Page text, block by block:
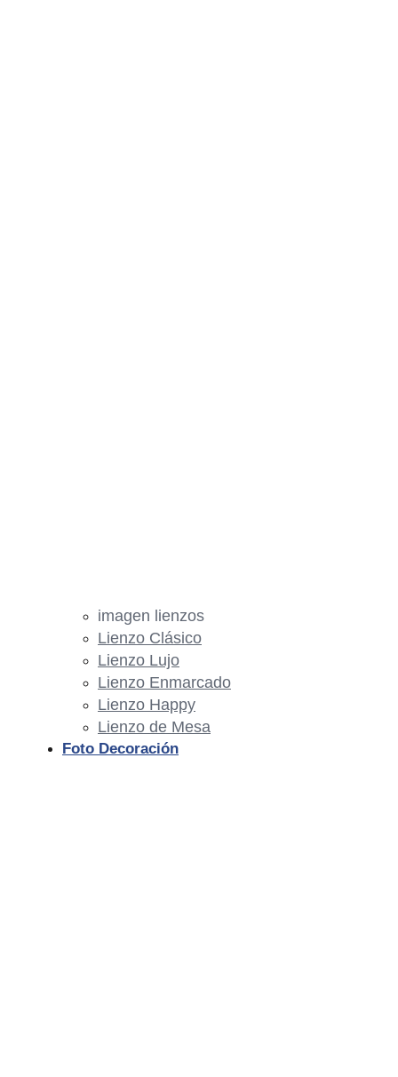
imagen lienzos
Lienzo Clásico
Lienzo Lujo
Lienzo Enmarcado
Lienzo Happy
Lienzo de Mesa
Foto Decoración